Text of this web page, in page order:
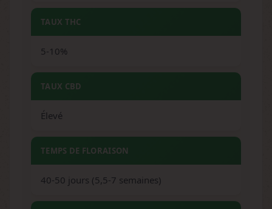
TAUX THC
5-10%
TAUX CBD
Élevé
TEMPS DE FLORAISON
40-50 jours (5,5-7 semaines)